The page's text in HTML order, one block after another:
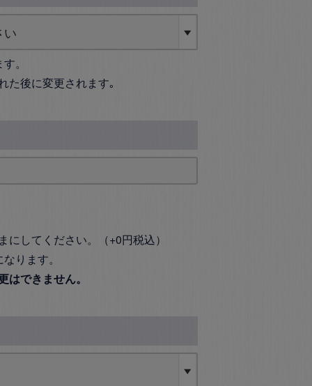
。
た後に変更されます｡
してください。（+0円税込）
ります。
はできません。